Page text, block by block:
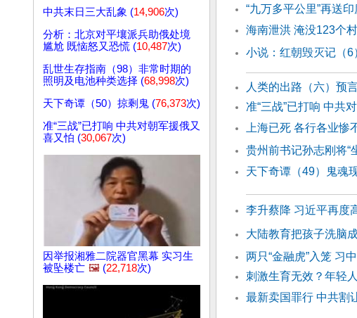
中共末日三大乱象 (14,906次)
分析：北京对平壤派兵助俄处境
尴尬 既恼怒又恐慌 (10,487次)
乱世生存指南（98）非常时期的
照明及电池种类选择 (68,998次)
天下奇谭（50）掠剩鬼 (76,373次)
准“三战”已打响 中共对朝军援俄又
喜又怕 (30,067次)
因举报湘雅二院器官黑幕 实习生
被坠楼亡 🖼️ (22,718次)
“九万多平公里”再送
海南泄洪 淹没123个村
小说：红朝毁灭记（6
人类的出路（六）预
准“三战”已打响 中共
上海已死 各行各业惨
贵州前书记孙志刚将“
天下奇谭（49）鬼魂
李升蔡降 习近平再度
大陆教育把孩子洗脑
两只“金融虎”入笼 习
刺激生育无效？年轻
最新卖国罪行 中共割